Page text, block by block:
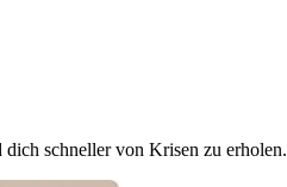
schneller von Krisen zu erholen.